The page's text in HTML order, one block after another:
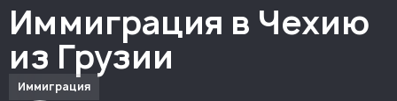
Иммиграция в Чехию
из Грузии
Иммиграция